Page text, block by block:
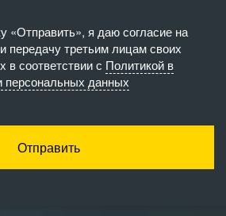
«Отправить», я даю согласие на
передачу третьим лицам своих
в соответствии с Политикой в
персональных данных
Отправить